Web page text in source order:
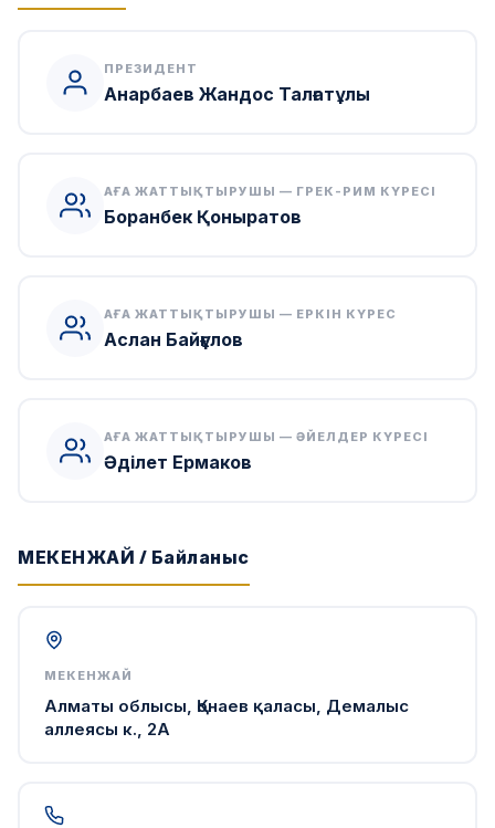
ПРЕЗИДЕНТ
Анарбаев Жандос Талғатұлы
АҒА ЖАТТЫҚТЫРУШЫ — ГРЕК-РИМ КҮРЕСІ
Боранбек Қоныратов
АҒА ЖАТТЫҚТЫРУШЫ — ЕРКІН КҮРЕС
Аслан Байғұлов
АҒА ЖАТТЫҚТЫРУШЫ — ӘЙЕЛДЕР КҮРЕСІ
Әділет Ермаков
МЕКЕНЖАЙ / Байланыс
МЕКЕНЖАЙ
Алматы облысы, Қонаев қаласы, Демалыс
аллеясы к., 2А